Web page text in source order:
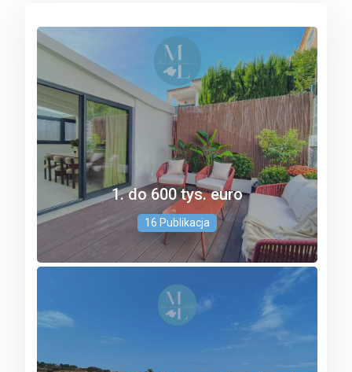
1. do 600 tys. euro
16 Publikacja